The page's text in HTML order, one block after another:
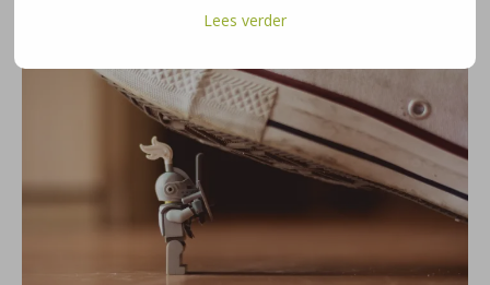
Lees verder